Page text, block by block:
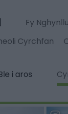
Fy
Cyrchfan
i aros